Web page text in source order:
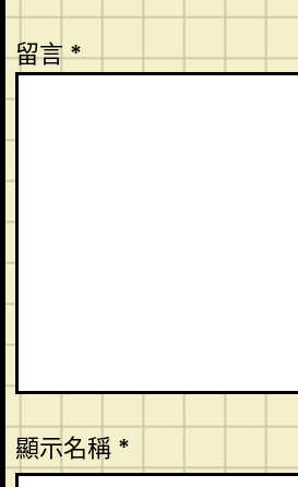
留言*
顯示名稱 *